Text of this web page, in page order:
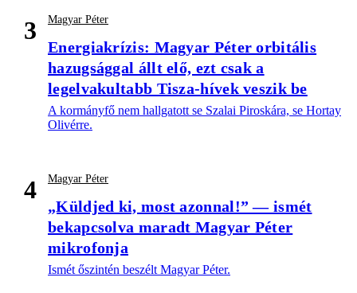
3 Magyar Péter
Energiakrízis: Magyar Péter orbitális
hazugsággal állt elő, ezt csak a
legelvakultabb Tisza-hívek veszik be
A kormányfő nem hallgatott se Szalai Piroskára, se Hortay
Olivérre.
4 Magyar Péter
„Küldjed ki, most azonnal!” — ismét
bekapcsolva maradt Magyar Péter
mikrofonja
Ismét őszintén beszélt Magyar Péter.